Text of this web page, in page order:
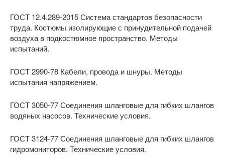
ГОСТ 12.4.289-2015 Система стандартов безопасности
труда. Костюмы изолирующие с принудительной подачей
воздуха в подкостюмное пространство. Методы
испытаний.
ГОСТ 2990-78 Кабели, провода и шнуры. Методы
испытания напряжением.
ГОСТ 3050-77 Соединения шланговые для гибких шлангов
водяных насосов. Технические условия.
ГОСТ 3124-77 Соединения шланговые для гибких шлангов
гидромониторов. Технические условия.